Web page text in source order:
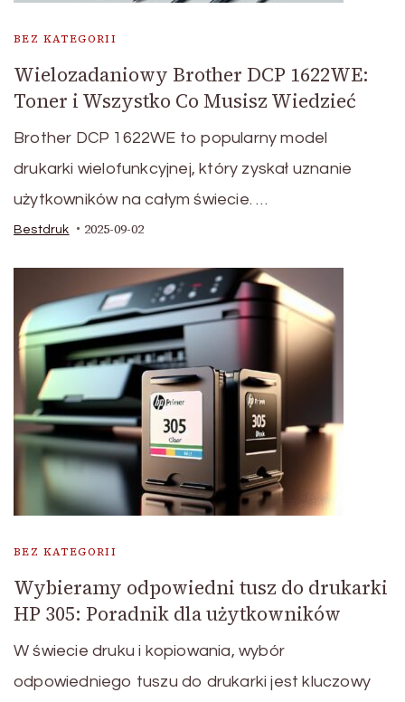
BEZ KATEGORII
Wielozadaniowy Brother DCP 1622WE:
Toner i Wszystko Co Musisz Wiedzieć
Brother DCP 1622WE to popularny model
drukarki wielofunkcyjnej, który zyskał uznanie
użytkowników na całym świecie. …
Bestdruk 2025-09-02
BEZ KATEGORII
Wybieramy odpowiedni tusz do drukarki
HP 305: Poradnik dla użytkowników
W świecie druku i kopiowania, wybór
odpowiedniego tuszu do drukarki jest kluczowy